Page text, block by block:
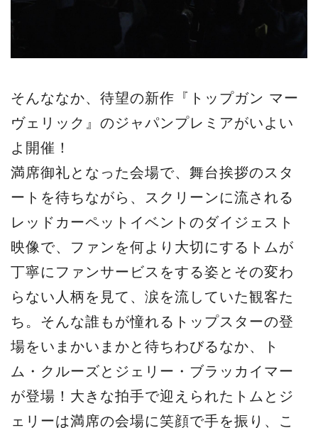
そんななか、待望の新作『トップガン マー
ヴェリック』のジャパンプレミアがいよい
よ開催！
満席御礼となった会場で、舞台挨拶のスタ
ートを待ちながら、スクリーンに流される
レッドカーペットイベントのダイジェスト
映像で、ファンを何より大切にするトムが
丁寧にファンサービスをする姿とその変わ
らない人柄を見て、涙を流していた観客た
ち。そんな誰もが憧れるトップスターの登
場をいまかいまかと待ちわびるなか、ト
ム・クルーズとジェリー・ブラッカイマー
が登場！大きな拍手で迎えられたトムとジ
ェリーは満席の会場に笑顔で手を振り、こ